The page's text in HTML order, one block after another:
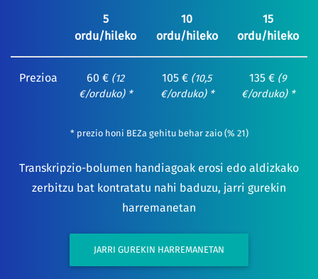
5
ordu/hileko
10
ordu/hileko
15
ordu/hileko
Prezioa 60 € (12
€/orduko) *
105 € (10,5
€/orduko) *
135 € (9
€/orduko) *
* prezio honi BEZa gehitu behar zaio (% 21)
Transkripzio-bolumen handiagoak erosi edo aldizkako
zerbitzu bat kontratatu nahi baduzu, jarri gurekin
harremanetan
JARRI GUREKIN HARREMANETAN